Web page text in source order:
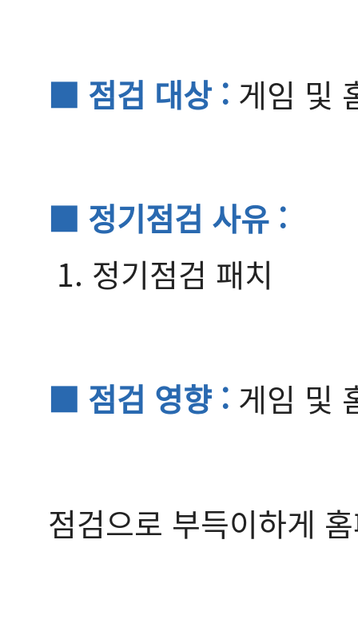
■ 점검 대상 : 게임 및
■ 정기점검 사유 :
1. 정기점검 패치
■ 점검 영향 : 게임 및
점검으로 부득이하게